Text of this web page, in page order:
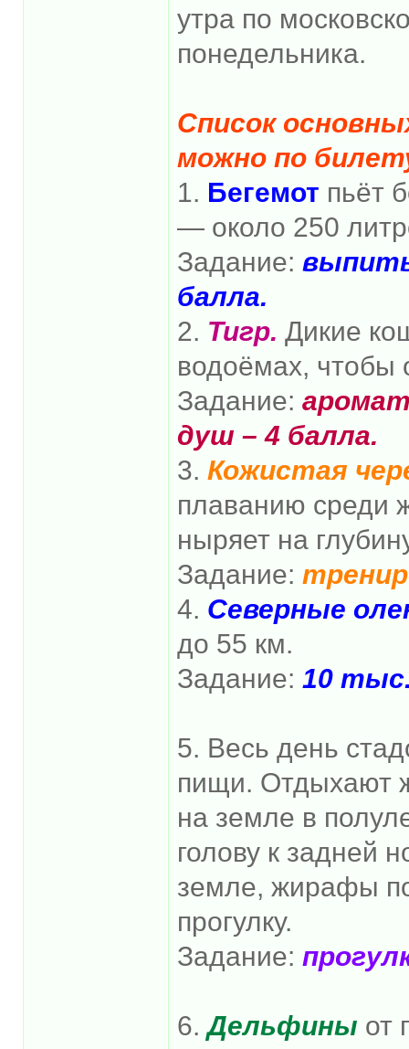
утра по
понедельника.
Список
можно по
1. Бегемот пьёт
— около 250
Задание:
балла.
2. Тигр. Дикие
водоёмах, чтобы
Задание:
душ – 4 балла.
3. Кожистая
плаванию среди
ныряет на
Задание:
4. Северные
до 55 км.
Задание: 10
5. Весь день
пищи. Отдыхают
на земле в
голову к задней
земле, жирафы
прогулку.
Задание:
6.Дельфины от